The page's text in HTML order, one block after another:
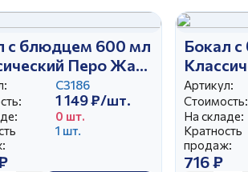
с блюдцем 600 мл
Перо Жар-
С3186
1 149 ₽/шт.
0 шт.
1 шт.
Бокал
май
Артикул:
Стоимость:
На складе:
Кратность
продаж:
716 ₽